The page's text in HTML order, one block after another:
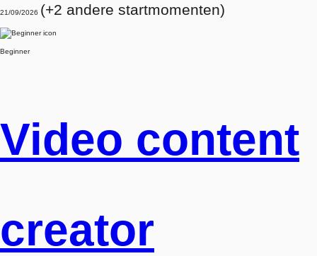
21/09/2026 (+2 andere startmomenten)
Beginner
Video content
creator